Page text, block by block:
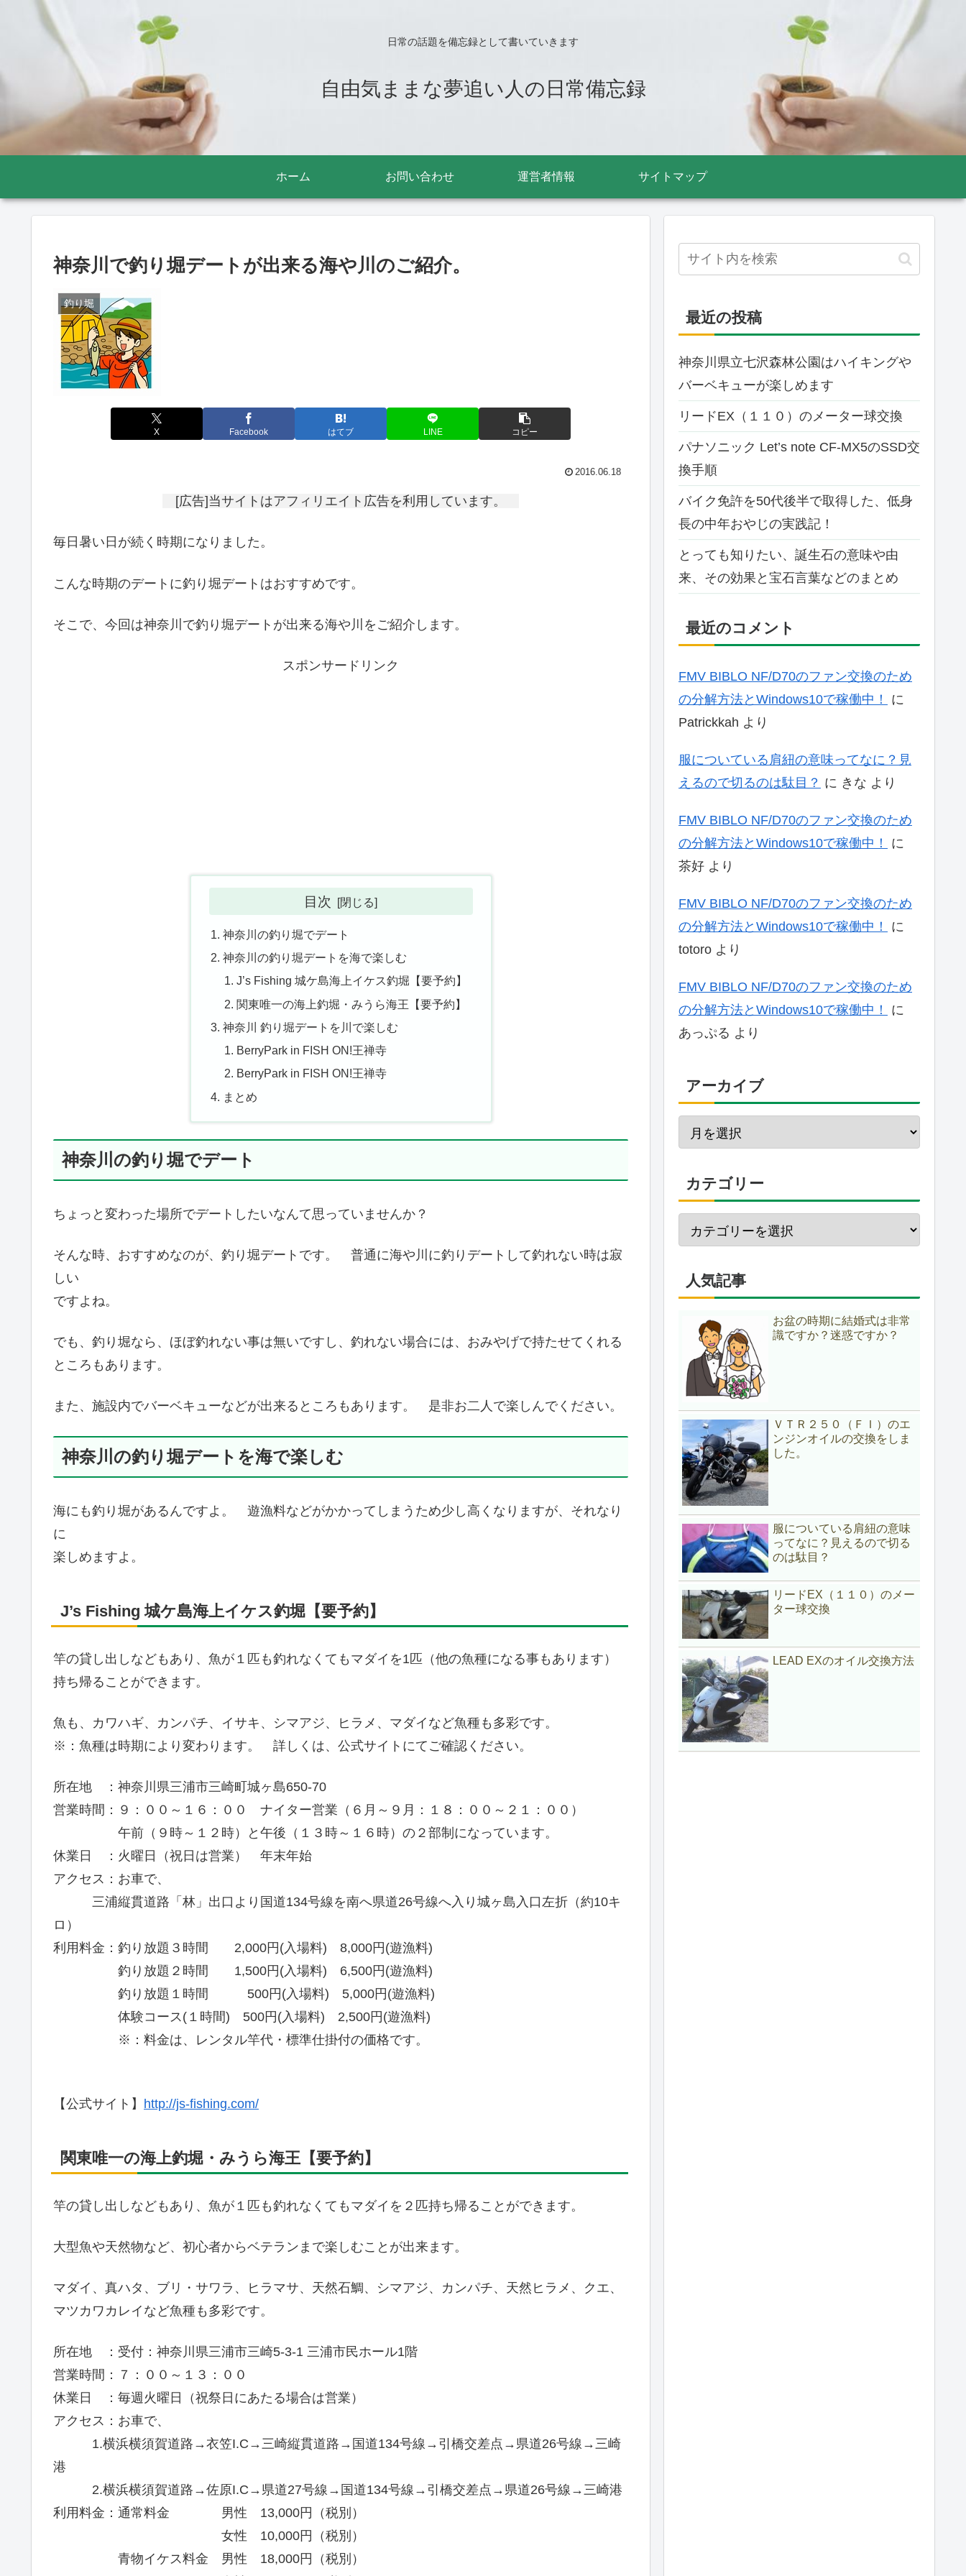
日常の話題を備忘録として書いていきます
自由気ままな夢追い人の日常備忘録
ホーム お問い合わせ 運営者情報 サイトマップ
神奈川で釣り堀デートが出来る海や川のご紹介。
釣り堀
X Facebook はてブ LINE コピー
2016.06.18
[広告]当サイトはアフィリエイト広告を利用しています。
毎日暑い日が続く時期になりました。
こんな時期のデートに釣り堀デートはおすすめです。
そこで、今回は神奈川で釣り堀デートが出来る海や川をご紹介します。
スポンサードリンク
目次
神奈川の釣り堀でデート
神奈川の釣り堀デートを海で楽しむ
J’s Fishing 城ケ島海上イケス釣堀【要予約】
関東唯一の海上釣堀・みうら海王【要予約】
神奈川 釣り堀デートを川で楽しむ
BerryPark in FISH ON!王禅寺
BerryPark in FISH ON!王禅寺
まとめ
神奈川の釣り堀でデート
ちょっと変わった場所でデートしたいなんて思っていませんか？
そんな時、おすすめなのが、釣り堀デートです。 普通に海や川に釣りデートして釣れない時は寂
しい
ですよね。
でも、釣り堀なら、ほぼ釣れない事は無いですし、釣れない場合には、おみやげで持たせてくれる
ところもあります。
また、施設内でバーベキューなどが出来るところもあります。 是非お二人で楽しんでください。
神奈川の釣り堀デートを海で楽しむ
海にも釣り堀があるんですよ。 遊漁料などがかかってしまうため少し高くなりますが、それなり
に
楽しめますよ。
J’s Fishing 城ケ島海上イケス釣堀【要予約】
竿の貸し出しなどもあり、魚が１匹も釣れなくてもマダイを1匹（他の魚種になる事もあります）
持ち帰ることができます。
魚も、カワハギ、カンパチ、イサキ、シマアジ、ヒラメ、マダイなど魚種も多彩です。
※：魚種は時期により変わります。 詳しくは、公式サイトにてご確認ください。
所在地 ：神奈川県三浦市三崎町城ヶ島650-70
営業時間：９：００～１６：００ ナイター営業（６月～９月：１８：００～２１：００）
午前（９時～１２時）と午後（１３時～１６時）の２部制になっています。
休業日 ：火曜日（祝日は営業） 年末年始
アクセス：お車で、
三浦縦貫道路「林」出口より国道134号線を南へ県道26号線へ入り城ヶ島入口左折（約10キ
ロ）
利用料金：釣り放題３時間 2,000円(入場料) 8,000円(遊漁料)
釣り放題２時間 1,500円(入場料) 6,500円(遊漁料)
釣り放題１時間 500円(入場料) 5,000円(遊漁料)
体験コース(１時間) 500円(入場料) 2,500円(遊漁料)
※：料金は、レンタル竿代・標準仕掛付の価格です。
【公式サイト】 http://js-fishing.com/
関東唯一の海上釣堀・みうら海王【要予約】
竿の貸し出しなどもあり、魚が１匹も釣れなくてもマダイを２匹持ち帰ることができます。
大型魚や天然物など、初心者からベテランまで楽しむことが出来ます。
マダイ、真ハタ、ブリ・サワラ、ヒラマサ、天然石鯛、シマアジ、カンパチ、天然ヒラメ、クエ、
マツカワカレイなど魚種も多彩です。
所在地 ：受付：神奈川県三浦市三崎5-3-1 三浦市民ホール1階
営業時間：７：００～１３：００
休業日 ：毎週火曜日（祝祭日にあたる場合は営業）
アクセス：お車で、
1.横浜横須賀道路→衣笠I.C→三崎縦貫道路→国道134号線→引橋交差点→県道26号線→三崎
港
2.横浜横須賀道路→佐原I.C→県道27号線→国道134号線→引橋交差点→県道26号線→三崎港
利用料金：通常料金 男性 13,000円（税別）
女性 10,000円（税別）
青物イケス料金 男性 18,000円（税別）
最近の投稿
神奈川県立七沢森林公園はハイキングや
バーベキューが楽しめます
リードEX（１１０）のメーター球交換
パナソニック Let’s note CF-MX5のSSD交
換手順
バイク免許を50代後半で取得した、低身
長の中年おやじの実践記！
とっても知りたい、誕生石の意味や由
来、その効果と宝石言葉などのまとめ
最近のコメント
FMV BIBLO NF/D70のファン交換のため
の分解方法とWindows10で稼働中！
に
Patrickkah より
服についている肩紐の意味ってなに？見
えるので切るのは駄目？ に きな より
FMV BIBLO NF/D70のファン交換のため
の分解方法とWindows10で稼働中！
に
茶好 より
FMV BIBLO NF/D70のファン交換のため
の分解方法とWindows10で稼働中！
に
totoro より
FMV BIBLO NF/D70のファン交換のため
の分解方法とWindows10で稼働中！
に
あっぷる より
アーカイブ
カテゴリー
人気記事
お盆の時期に結婚式は非常
識ですか？迷惑ですか？
ＶＴＲ２５０（ＦＩ）のエ
ンジンオイルの交換をしま
した。
服についている肩紐の意味
ってなに？見えるので切る
のは駄目？
リードEX（１１０）のメー
ター球交換
LEAD EXのオイル交換方法